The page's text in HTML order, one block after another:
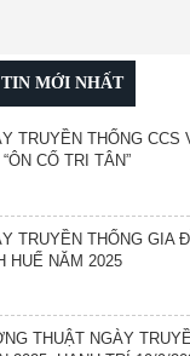
TIN MỚI NHẤT
TRUYỀN THỐNG CCS
CỐ TRI TÂN”
TRUYỀN THỐNG GIA
HUẾ NĂM 2025
THUẬT NGÀY